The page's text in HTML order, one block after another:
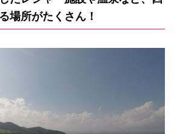
場所がたくさん！